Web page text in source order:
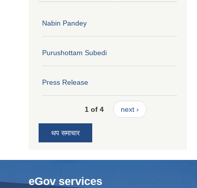
Nabin Pandey
Purushottam Subedi
Press Release
1 of 4 next ›
थप समाचार
eGov services